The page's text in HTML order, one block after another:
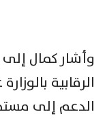
وأشار كمال
الرقابية
الدعم إلى